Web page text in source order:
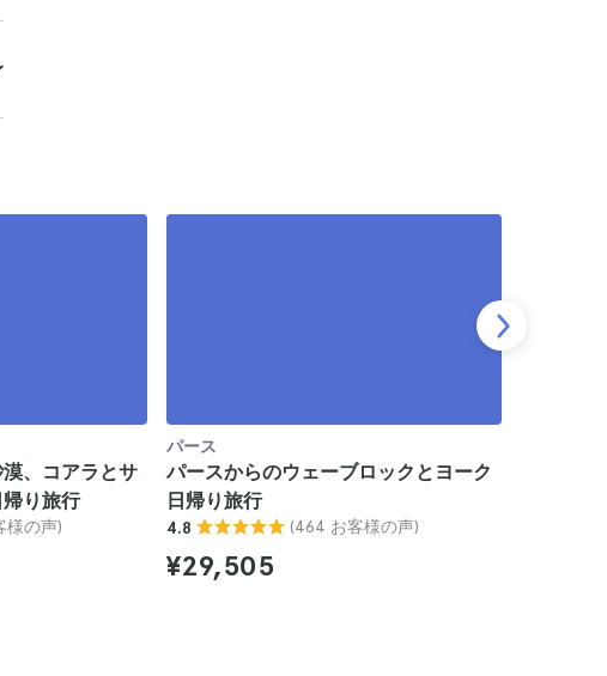
、コアラとサ
り旅行
様の声)
パース
パースからのウェーブロックとヨーク
日帰り旅行
4.8 (464 お客様の声)
¥29,505